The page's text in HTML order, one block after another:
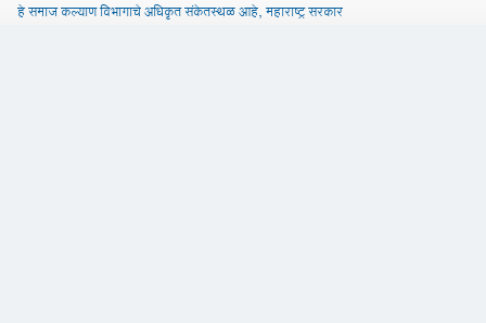
हे समाज कल्याण विभागाचे अधिकृत संकेतस्थळ आहे, महाराष्ट्र सरकार